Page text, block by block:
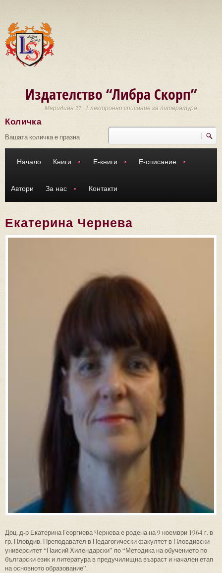
Издателство “Либра Скорп”
Меридиан 27 - Електронно списание за литература
Търси
Количка
Вашата количка е празна
Начало Книги Е-книги Е-списание
Автори За нас Контакти
Екатерина Чернева
Доц. д-р Екатерина Георгиева Чернева е родена на 9 ноември 1964 г. в
гр. Пловдив. Преподавател в Педагогически факултет в Пловдивски
университет “Паисий Хилендарски” по “Методика на обучението по
български език и литература в предучилищна възраст и начален етап
на основното образование”.